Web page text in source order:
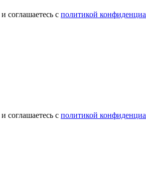
и соглашаетесь с политикой
и соглашаетесь с политикой